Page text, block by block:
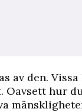
av den.
hur